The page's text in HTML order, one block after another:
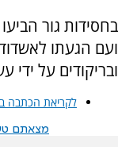
בחסידות גור
ועם הגעתו
ובריקודים על ידי
לקריאת הכתבה
מצאתם